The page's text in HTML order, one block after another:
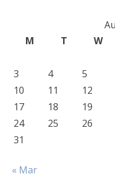
M
T W
3
4 5
10
11 12
17
18 19
24
25 26
31
« Mar